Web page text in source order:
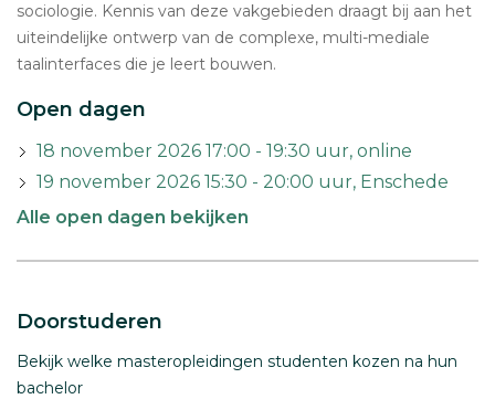
sociologie. Kennis van deze vakgebieden draagt bij aan het
uiteindelijke ontwerp van de complexe, multi-mediale
taalinterfaces die je leert bouwen.
Open dagen
18 november 2026 17:00 - 19:30 uur, online
19 november 2026 15:30 - 20:00 uur, Enschede
Alle open dagen bekijken
Doorstuderen
Bekijk welke masteropleidingen studenten kozen na hun
bachelor